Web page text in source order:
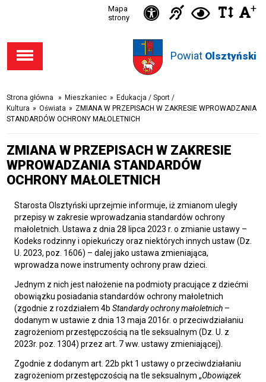
Przejdź
dostępności
Przejdź
głównego
Przejdź
wyszukiwarki
Przejdź
Powiat Olsztyński
Mapa
strony
Ikonka
dostępności
IkonkaIkonka
w
+
Strona główna » Mieszkaniec » Edukacja / Sport /
Kultura » Oświata » ZMIANA W PRZEPISACH W ZAKRESIE WPROWADZANIA
STANDARDÓW OCHRONY MAŁOLETNICH
ZMIANA W PRZEPISACH W ZAKRESIE
WPROWADZANIA STANDARDÓW
OCHRONY MAŁOLETNICH
Starosta Olsztyński uprzejmie informuje, iż zmianom uległy
przepisy w zakresie wprowadzania standardów ochrony
małoletnich. Ustawa z dnia 28 lipca 2023 r. o zmianie ustawy –
Kodeks rodzinny i opiekuńczy oraz niektórych innych ustaw (Dz.
U. 2023, poz. 1606) – dalej jako ustawa zmieniająca,
wprowadza nowe instrumenty ochrony praw dzieci.
Jednym z nich jest nałożenie na podmioty pracujące z dziećmi
obowiązku posiadania standardów ochrony małoletnich
(zgodnie z rozdziałem 4b Standardy ochrony małoletnich–
dodanym w ustawie z dnia 13 maja 2016r. o przeciwdziałaniu
zagrożeniom przestępczością na tle seksualnym (Dz. U. z
2023r. poz. 1304) przez art. 7 ww. ustawy zmieniającej).
Zgodnie z dodanym art. 22b pkt 1 ustawy o przeciwdziałaniu
zagrożeniom przestępczością na tle seksualnym „Obowiązek